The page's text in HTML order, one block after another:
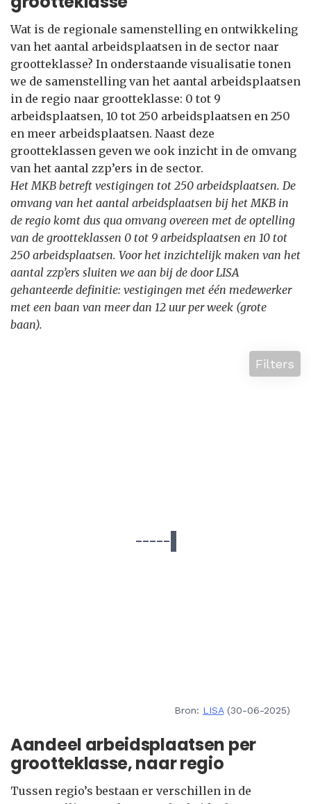
Wat is de regionale samenstelling en ontwikkeling
van het aantal arbeidsplaatsen in de sector naar
grootteklasse? In onderstaande visualisatie tonen
we de samenstelling van het aantal arbeidsplaatsen
in de regio naar grootteklasse: 0 tot 9
arbeidsplaatsen, 10 tot 250 arbeidsplaatsen en 250
en meer arbeidsplaatsen. Naast deze
grootteklassen geven we ook inzicht in de omvang
van het aantal zzp’ers in de sector.
Het MKB betreft vestigingen tot 250 arbeidsplaatsen. De
omvang van het aantal arbeidsplaatsen bij het MKB in
de regio komt dus qua omvang overeen met de optelling
van de grootteklassen 0 tot 9 arbeidsplaatsen en 10 tot
250 arbeidsplaatsen. Voor het inzichtelijk maken van het
aantal zzp’ers sluiten we aan bij de door LISA
gehanteerde definitie: vestigingen met één medewerker
met een baan van meer dan 12 uur per week (grote
baan).
Filters
Bron: LISA(30-06-2025)
Aandeel arbeidsplaatsen per
grootteklasse, naar regio
Tussen regio’s bestaan er verschillen in de